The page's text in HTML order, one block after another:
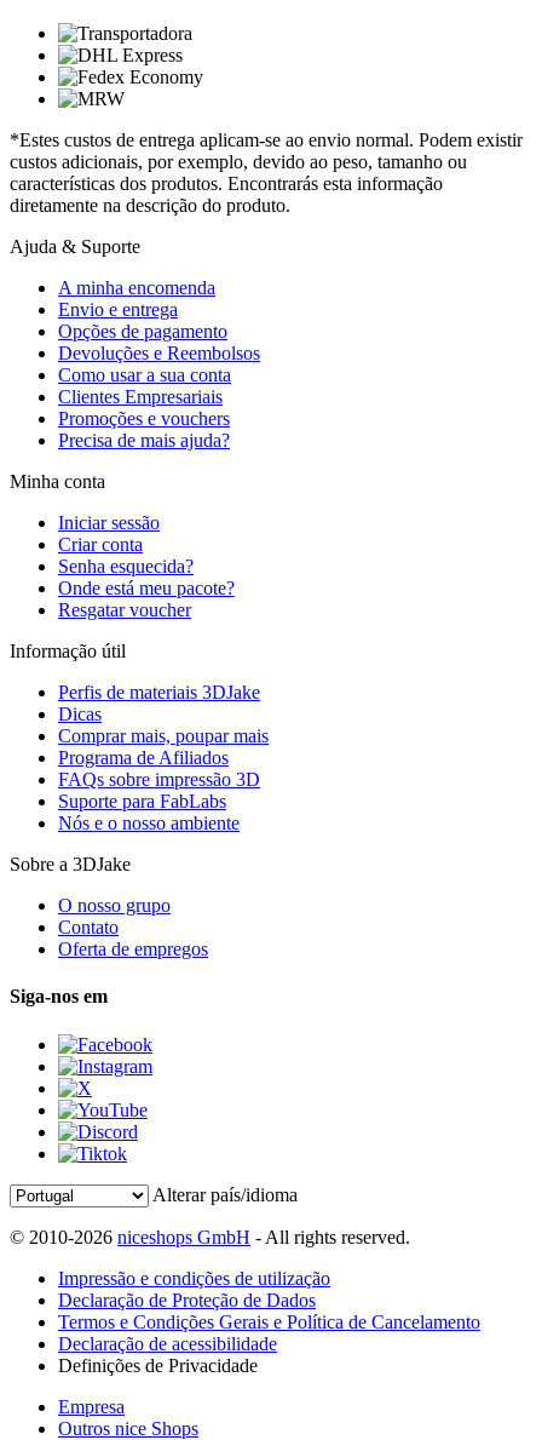
*Estes custos de entrega aplicam-se ao envio normal. Podem existir
custos adicionais, por exemplo, devido ao peso, tamanho ou
características dos produtos. Encontrarás esta informação
diretamente na descrição do produto.
Ajuda & Suporte
A minha encomenda
Envio e entrega
Opções de pagamento
Devoluções e Reembolsos
Como usar a sua conta
Clientes Empresariais
Promoções e vouchers
Precisa de mais ajuda?
Minha conta
Iniciar sessão
Criar conta
Senha esquecida?
Onde está meu pacote?
Resgatar voucher
Informação útil
Perfis de materiais 3DJake
Dicas
Comprar mais, poupar mais
Programa de Afiliados
FAQs sobre impressão 3D
Suporte para FabLabs
Nós e o nosso ambiente
Sobre a 3DJake
O nosso grupo
Contato
Oferta de empregos
Siga-nos em
Alterar país/idioma
© 2010-2026 niceshops GmbH - All rights reserved.
Impressão e condições de utilização
Declaração de Proteção de Dados
Termos e Condições Gerais e Política de Cancelamento
Declaração de acessibilidade
Definições de Privacidade
Empresa
Outros nice Shops